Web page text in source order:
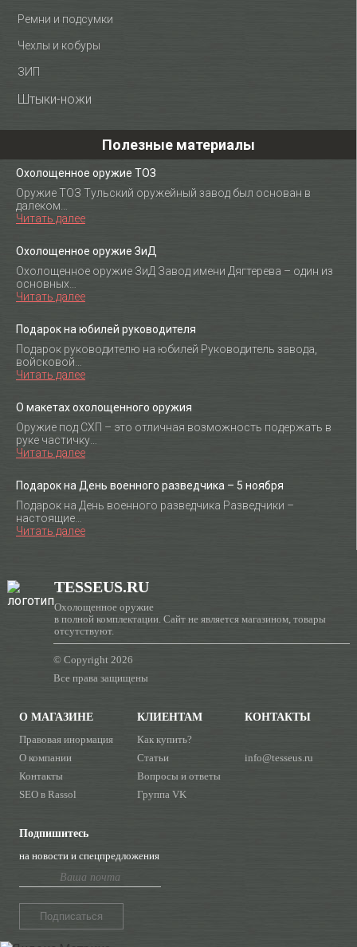
Ремни и подсумки
Чехлы и кобуры
ЗИП
Штыки-ножи
Полезные материалы
Охолощенное оружие ТОЗ
Оружие ТОЗ Тульский оружейный завод был основан в
далеком…
Читать далее
Охолощенное оружие ЗиД
Охолощенное оружие ЗиД Завод имени Дягтерева – один из
основных…
Читать далее
Подарок на юбилей руководителя
Подарок руководителю на юбилей Руководитель завода,
войсковой…
Читать далее
О макетах охолощенного оружия
Оружие под СХП – это отличная возможность подержать в
руке частичку…
Читать далее
Подарок на День военного разведчика – 5 ноября
Подарок на День военного разведчика Разведчики –
настоящие…
Читать далее
TESSEUS.RU
Охолощенное оружие
в полной комплектации. Сайт не является магазином, товары
отсутствуют.
© Copyright 2026
Все права защищены
О МАГАЗИНЕ
Правовая инормация
О компании
Контакты
SEO в Rassol
КЛИЕНТАМ
Как купить?
Статьи
Вопросы и ответы
Группа VK
КОНТАКТЫ
info@tesseus.ru
Подпишитесь
на новости и спецпредложения
Подписаться